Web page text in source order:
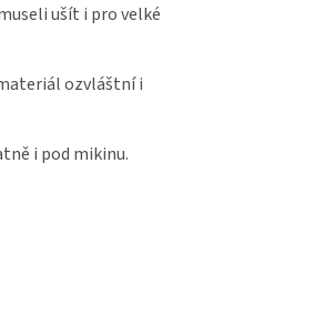
ušít i pro velké
ozvláštní i
i pod mikinu.